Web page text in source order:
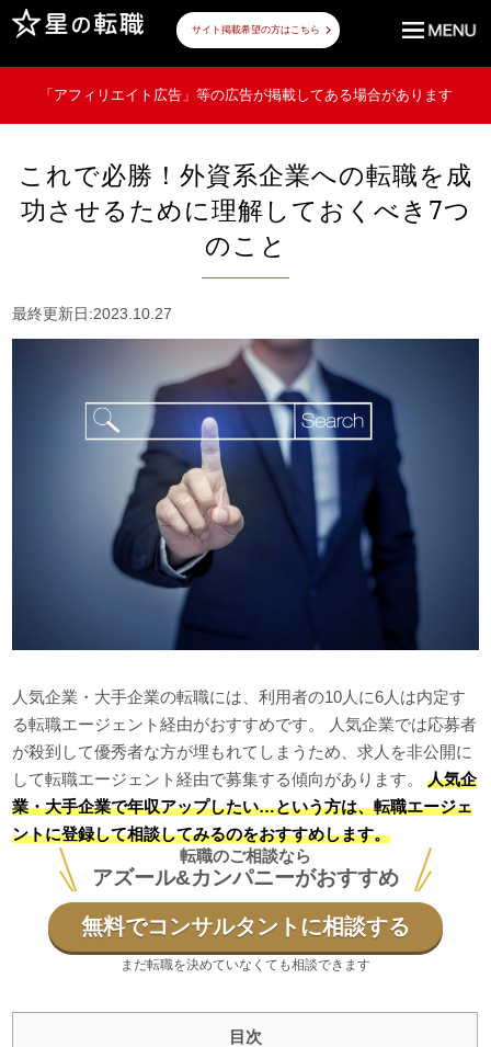
サイト掲載希望の方はこちら
「アフィリエイト広告」等の広告が掲載してある場合があります
これで必勝！外資系企業への転職を成
功させるために理解しておくべき7つ
のこと
最終更新日:2023.10.27
人気企業・大手企業の転職には、利用者の10人に6人は内定す
る転職エージェント経由がおすすめです。 人気企業では応募者
が殺到して優秀者な方が埋もれてしまうため、求人を非公開に
して転職エージェント経由で募集する傾向があります。人気企
業・大手企業で年収アップしたい…という方は、転職エージェ
ントに登録して相談してみるのをおすすめします。
転職のご相談なら
アズール&カンパニーがおすすめ
無料でコンサルタントに相談する
まだ転職を決めていなくても相談できます
目次